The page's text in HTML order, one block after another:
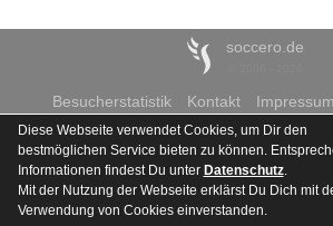
soccero.de
Besucherstatistik Kontakt Impressum
Datenschutz
Diese Webseite verwendet Cookies, um Dir den
bestmöglichen Service bieten zu können.
Informationen findest Du unter Datenschutz.
Mit der Nutzung der Webseite erklärst Du Dich mit
Verwendung von Cookies einverstanden.